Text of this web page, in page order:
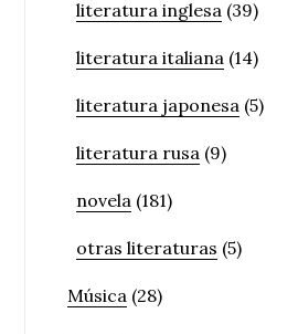
literatura inglesa (39)
literatura italiana (14)
literatura japonesa (5)
literatura rusa (9)
novela (181)
otras literaturas (5)
Música (28)